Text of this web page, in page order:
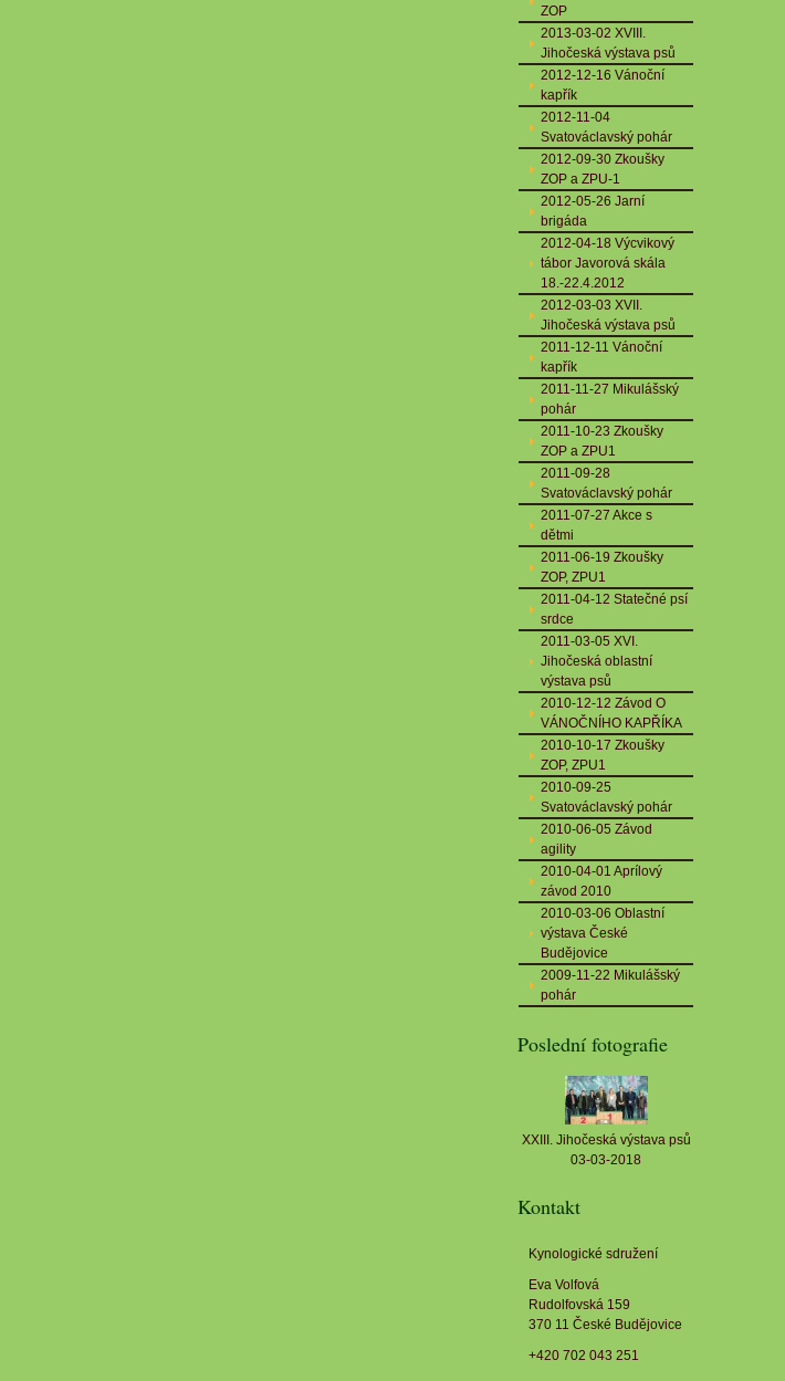
ZOP
2013-03-02 XVIII.
Jihočeská výstava psů
2012-12-16 Vánoční
kapřík
2012-11-04
Svatováclavský pohár
2012-09-30 Zkoušky
ZOP a ZPU-1
2012-05-26 Jarní
brigáda
2012-04-18 Výcvikový
tábor Javorová skála
18.-22.4.2012
2012-03-03 XVII.
Jihočeská výstava psů
2011-12-11 Vánoční
kapřík
2011-11-27 Mikulášský
pohár
2011-10-23 Zkoušky
ZOP a ZPU1
2011-09-28
Svatováclavský pohár
2011-07-27 Akce s
dětmi
2011-06-19 Zkoušky
ZOP, ZPU1
2011-04-12 Statečné psí
srdce
2011-03-05 XVI.
Jihočeská oblastní
výstava psů
2010-12-12 Závod O
VÁNOČNÍHO KAPŘÍKA
2010-10-17 Zkoušky
ZOP, ZPU1
2010-09-25
Svatováclavský pohár
2010-06-05 Závod
agility
2010-04-01 Aprílový
závod 2010
2010-03-06 Oblastní
výstava České
Budějovice
2009-11-22 Mikulášský
pohár
Poslední fotografie
XXIII. Jihočeská výstava psů
03-03-2018
Kontakt
Kynologické sdružení
Eva Volfová
Rudolfovská 159
370 11 České Budějovice
+420 702 043 251